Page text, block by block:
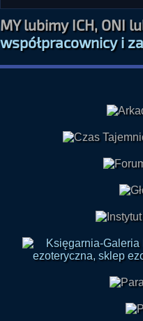
MY lubimy ICH, ONI
współpracownicy i